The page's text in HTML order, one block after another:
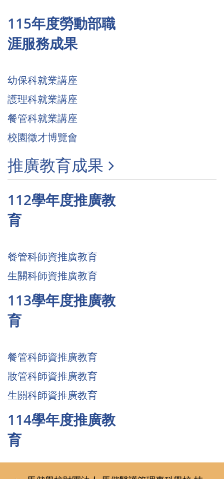
115年度勞動部職
涯服務成果
幼保科就業講座
護理科就業講座
餐管科就業講座
校園徵才博覽會
推廣教育成果
112學年度推廣教
育
餐管科師資推廣教育
生關科師資推廣教育
113學年度推廣教
育
餐管科師資推廣教育
妝管科師資推廣教育
生關科師資推廣教育
114學年度推廣教
育